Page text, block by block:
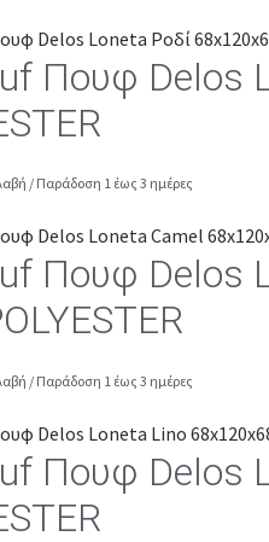
Πουφ Delos
/ Παράδοση 1 έως 3 ημέρες
Πουφ Delos
/ Παράδοση 1 έως 3 ημέρες
Πουφ Delos